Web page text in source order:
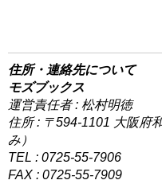
住所・連絡先について
モズブックス
運営責任者 : 松村明徳
住所 : 〒594-1101 大阪府
み）
TEL : 0725-55-7906
FAX : 0725-55-7909